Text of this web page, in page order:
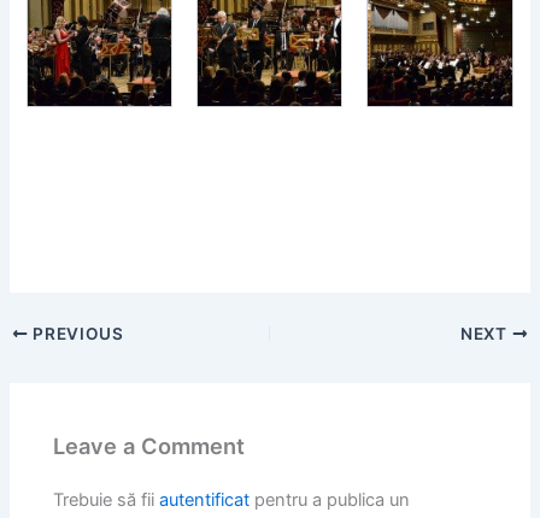
PREVIOUS NEXT
Leave a Comment
Trebuie să fiiautentificat pentru a publica un